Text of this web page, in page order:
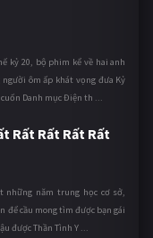
kỷ 20, bộ phim kể về hai anh
ôm ấp khát vọng đưa Kỷ
Danh mục Điện th ...
Rất Rất Rất Rất
năm trung học cơ sở,
để cầu mong tìm được bạn gái
được Thần Tình Y ...